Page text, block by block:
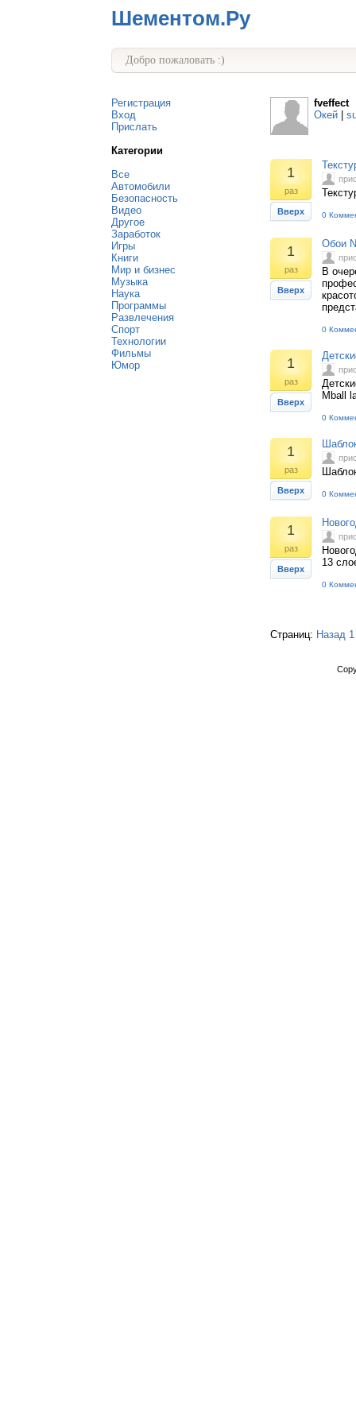
Шементом.Ру
Добро пожаловать :)
Регистрация
Вход
Прислать
Категории
Все
Автомобили
Безопасность
Видео
Другое
Заработок
Игры
Книги
Мир и бизнес
Музыка
Наука
Программы
Развлечения
Спорт
Технологии
Фильмы
Юмор
fveffect
Окей
1
раз
Вверх 0
1
раз
Вверх
Обои
В
0
1
раз
Вверх
Mball
0
1
раз
Вверх 0
1
раз
Вверх
13
0
Страниц: Назад 1